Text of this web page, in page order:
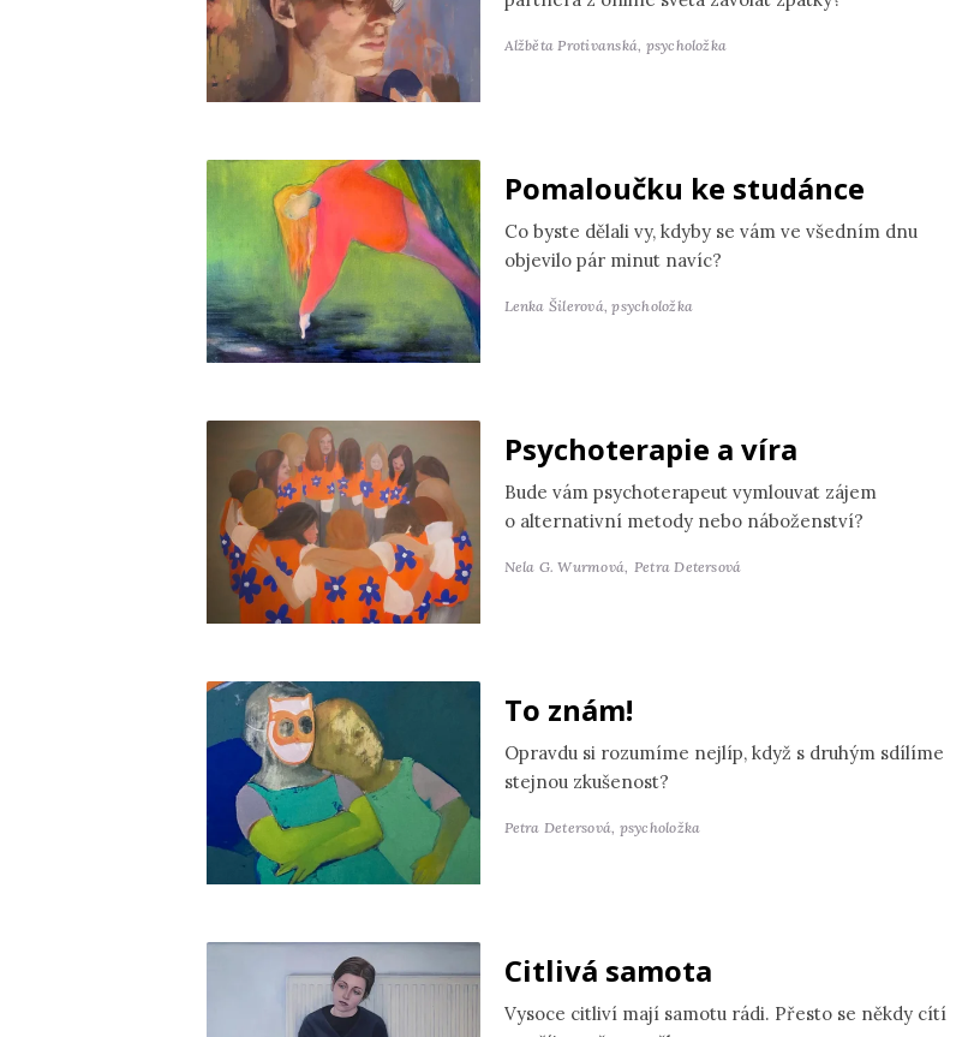
Alžběta Protivanská, psycholožka
Pomaloučku ke studánce
Co byste dělali vy, kdyby se vám ve všedním dnu
objevilo pár minut navíc?
Lenka Šilerová,psycholožka
Psychoterapie a víra
Bude vám psychoterapeut vymlouvat zájem
o alternativní metody nebo náboženství?
Nela G. Wurmová, Petra Detersová
To znám!
Opravdu si rozumíme nejlíp, když s druhým sdílíme
stejnou zkušenost?
Petra Detersová, psycholožka
Citlivá samota
Vysoce citliví mají samotu rádi. Přesto se někdy cítí